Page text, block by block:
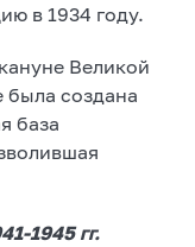
в 1934 году.
Великой
была создана
база
1945 гг.